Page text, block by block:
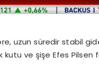
uzun süredir stabil
kutu ve şişe Efes